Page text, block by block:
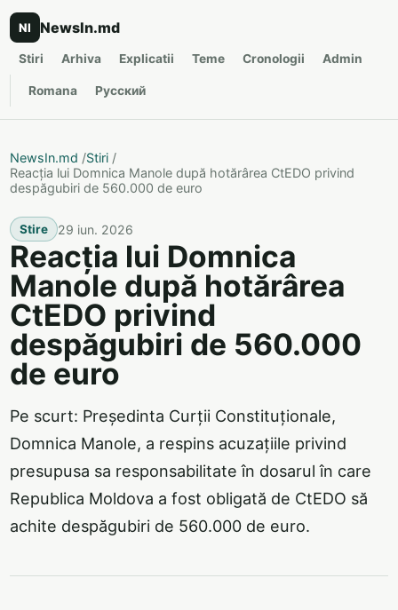
NI NewsIn.md
Stiri Arhiva Explicatii Teme Cronologii Admin
Romana Русский
NewsIn.md /Stiri /
Reacția lui Domnica Manole după hotărârea CtEDO privind
despăgubiri de 560.000 de euro
Stire 29 iun. 2026
Reacția lui Domnica
Manole după hotărârea
CtEDO privind
despăgubiri de 560.000
de euro
Pe scurt: Președinta Curții Constituționale,
Domnica Manole, a respins acuzațiile privind
presupusa sa responsabilitate în dosarul în care
Republica Moldova a fost obligată de CtEDO să
achite despăgubiri de 560.000 de euro.